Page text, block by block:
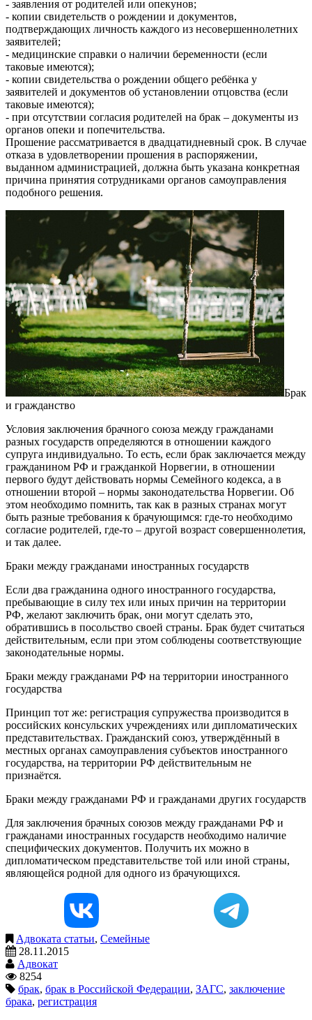
- заявления от родителей или опекунов;
- копии свидетельств о рождении и документов,
подтверждающих личность каждого из несовершеннолетних
заявителей;
- медицинские справки о наличии беременности (если
таковые имеются);
- копии свидетельства о рождении общего ребёнка у
заявителей и документов об установлении отцовства (если
таковые имеются);
- при отсутствии согласия родителей на брак – документы из
органов опеки и попечительства.
Прошение рассматривается в двадцатидневный срок. В случае
отказа в удовлетворении прошения в распоряжении,
выданном администрацией, должна быть указана конкретная
причина принятия сотрудниками органов самоуправления
подобного решения.
Брак
и гражданство
Условия заключения брачного союза между гражданами
разных государств определяются в отношении каждого
супруга индивидуально. То есть, если брак заключается между
гражданином РФ и гражданкой Норвегии, в отношении
первого будут действовать нормы Семейного кодекса, а в
отношении второй – нормы законодательства Норвегии. Об
этом необходимо помнить, так как в разных странах могут
быть разные требования к брачующимся: где-то необходимо
согласие родителей, где-то – другой возраст совершеннолетия,
и так далее.
Браки между гражданами иностранных государств
Если два гражданина одного иностранного государства,
пребывающие в силу тех или иных причин на территории
РФ, желают заключить брак, они могут сделать это,
обратившись в посольство своей страны. Брак будет считаться
действительным, если при этом соблюдены соответствующие
законодательные нормы.
Браки между гражданами РФ на территории иностранного
государства
Принцип тот же: регистрация супружества производится в
российских консульских учреждениях или дипломатических
представительствах. Гражданский союз, утверждённый в
местных органах самоуправления субъектов иностранного
государства, на территории РФ действительным не
признаётся.
Браки между гражданами РФ и гражданами других государств
Для заключения брачных союзов между гражданами РФ и
гражданами иностранных государств необходимо наличие
специфических документов. Получить их можно в
дипломатическом представительстве той или иной страны,
являющейся родной для одного из брачующихся.
Адвоката статьи, Семейные
28.11.2015
Адвокат
8254
брак, брак в Российской Федерации, ЗАГС, заключение
брака, регистрация